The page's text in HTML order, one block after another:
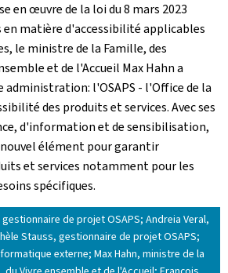
en œuvre de la loi du 8 mars 2023
en matière d'accessibilité applicables
le ministre de la Famille, des
et de l'Accueil Max Hahn a
administration: l'OSAPS - l'Office de la
des produits et services. Avec ses
d'information et de sensibilisation,
élément pour garantir
et services notamment pour les
spécifiques.
de projet OSAPS; Andreia Veral,
Stauss, gestionnaire de projet OSAPS;
externe; Max Hahn, ministre de la